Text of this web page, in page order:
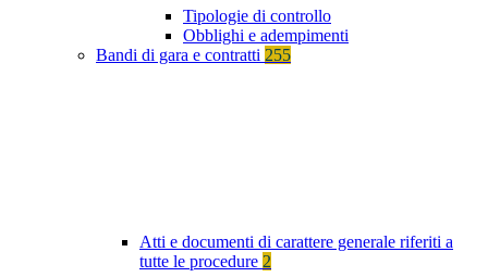
Tipologie di controllo
Obblighi e adempimenti
Bandi di gara e contratti 255
Atti e documenti di carattere generale riferiti a
tutte le procedure 2